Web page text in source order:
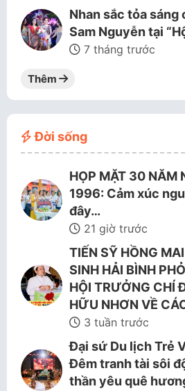
Nhan sắc tỏa sáng
Sam Nguyễn tại
7 tháng trước
Thêm
Đời sống
HỌP MẶT 30 NĂM
1996: Cảm xúc
đây…
21 giờ trước
TIẾN SỸ HỒNG
SINH HẢI BÌNH
HỘI TRƯỞNG CHÍ
HỮU NHƠN VỀ
3 tuần trước
Đại sứ Du lịch Trẻ
Đêm tranh tài sôi
thần yêu quê